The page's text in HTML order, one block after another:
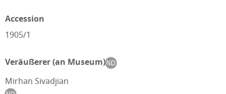
Accession
1905/1
Veräußerer (an Museum)
Mirhan Sivadjian